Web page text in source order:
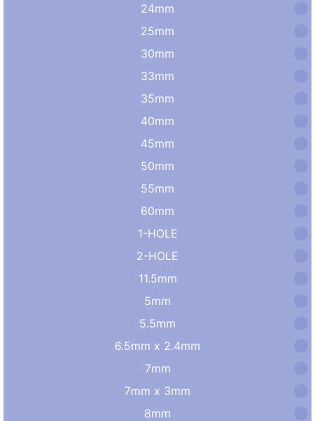
24mm
25mm
30mm
33mm
35mm
40mm
45mm
50mm
55mm
60mm
1-HOLE
2-HOLE
11.5mm
5mm
5.5mm
6.5mm x 2.4mm
7mm
7mm x 3mm
8mm